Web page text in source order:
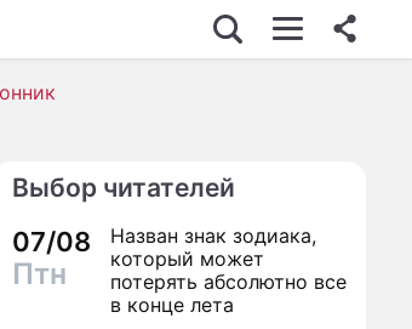
Выбор читателей
07/08
Птн
Назван знак зодиака,
который может
потерять абсолютно все
в конце лета